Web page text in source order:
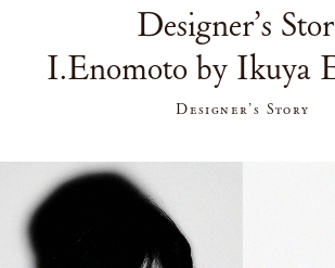
Designer’s
I.Enomoto by Ikuya
Designer’s Story